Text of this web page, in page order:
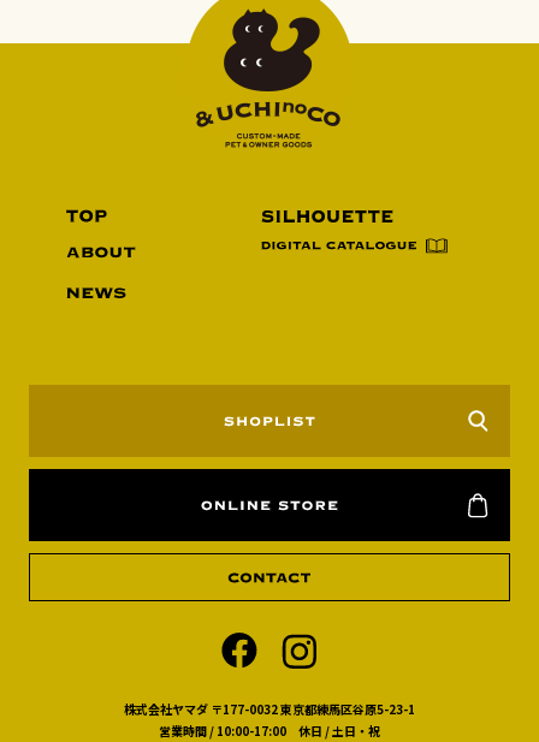
株式会社ヤマダ 〒177-0032 東京都練馬区谷原5-23-1
営業時間 / 10:00-17:00 休日 / 土日・祝